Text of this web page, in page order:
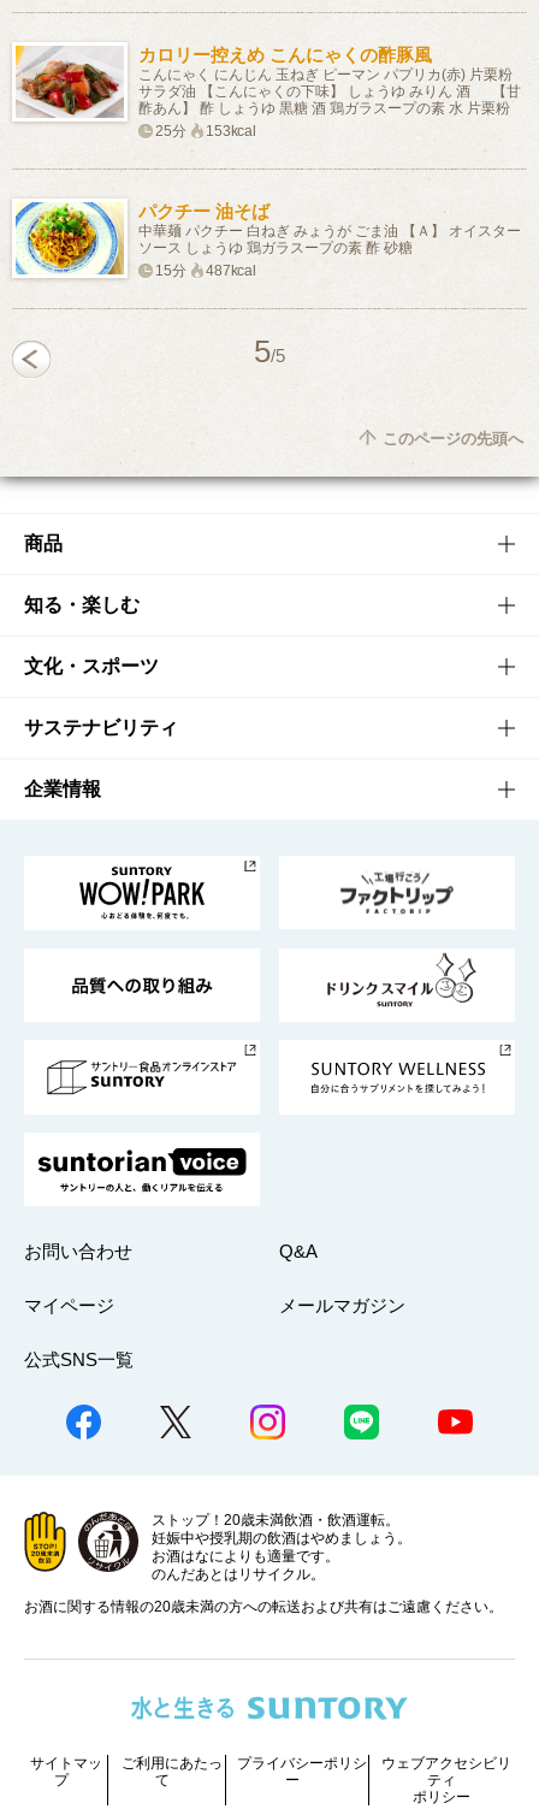
カロリー控えめ こんにゃくの酢豚風
こんにゃく にんじん 玉ねぎ ピーマン パプリカ(赤) 片栗粉
サラダ油 【こんにゃくの下味】 しょうゆ みりん 酒 【甘
酢あん】 酢 しょうゆ 黒糖 酒 鶏ガラスープの素 水 片栗粉
25分
153kcal
パクチー 油そば
中華麺 パクチー 白ねぎ みょうが ごま油 【Ａ】 オイスター
ソース しょうゆ 鶏ガラスープの素 酢 砂糖
15分
487kcal
5/5
このページの先頭へ
商品
商品TOP
商品一覧
商品発売情報
栄養成分一覧
知る・楽しむ
知る・楽しむTOP
キャンペーン
工場見学
地域情報
文化・スポーツ
文化・スポーツTOP
サントリーホール
サントリーサンバーズ大阪
サステナビリティ
サステナビリティTOP
サントリーが考えるサステナビリティ経営
企業情報
企業概要
採用情報
お問い合わせ Q&A
マイページ メールマガジン
公式SNS一覧
ストップ！20歳未満飲酒・飲酒運転。
妊娠中や授乳期の飲酒はやめましょう。
お酒はなによりも適量です。
のんだあとはリサイクル。
お酒に関する情報の20歳未満の方への転送および共有はご遠慮ください。
サイトマッ
プ
ご利用にあたっ
て
プライバシーポリシ
ー
ウェブアクセシビリ
ティ
ポリシー